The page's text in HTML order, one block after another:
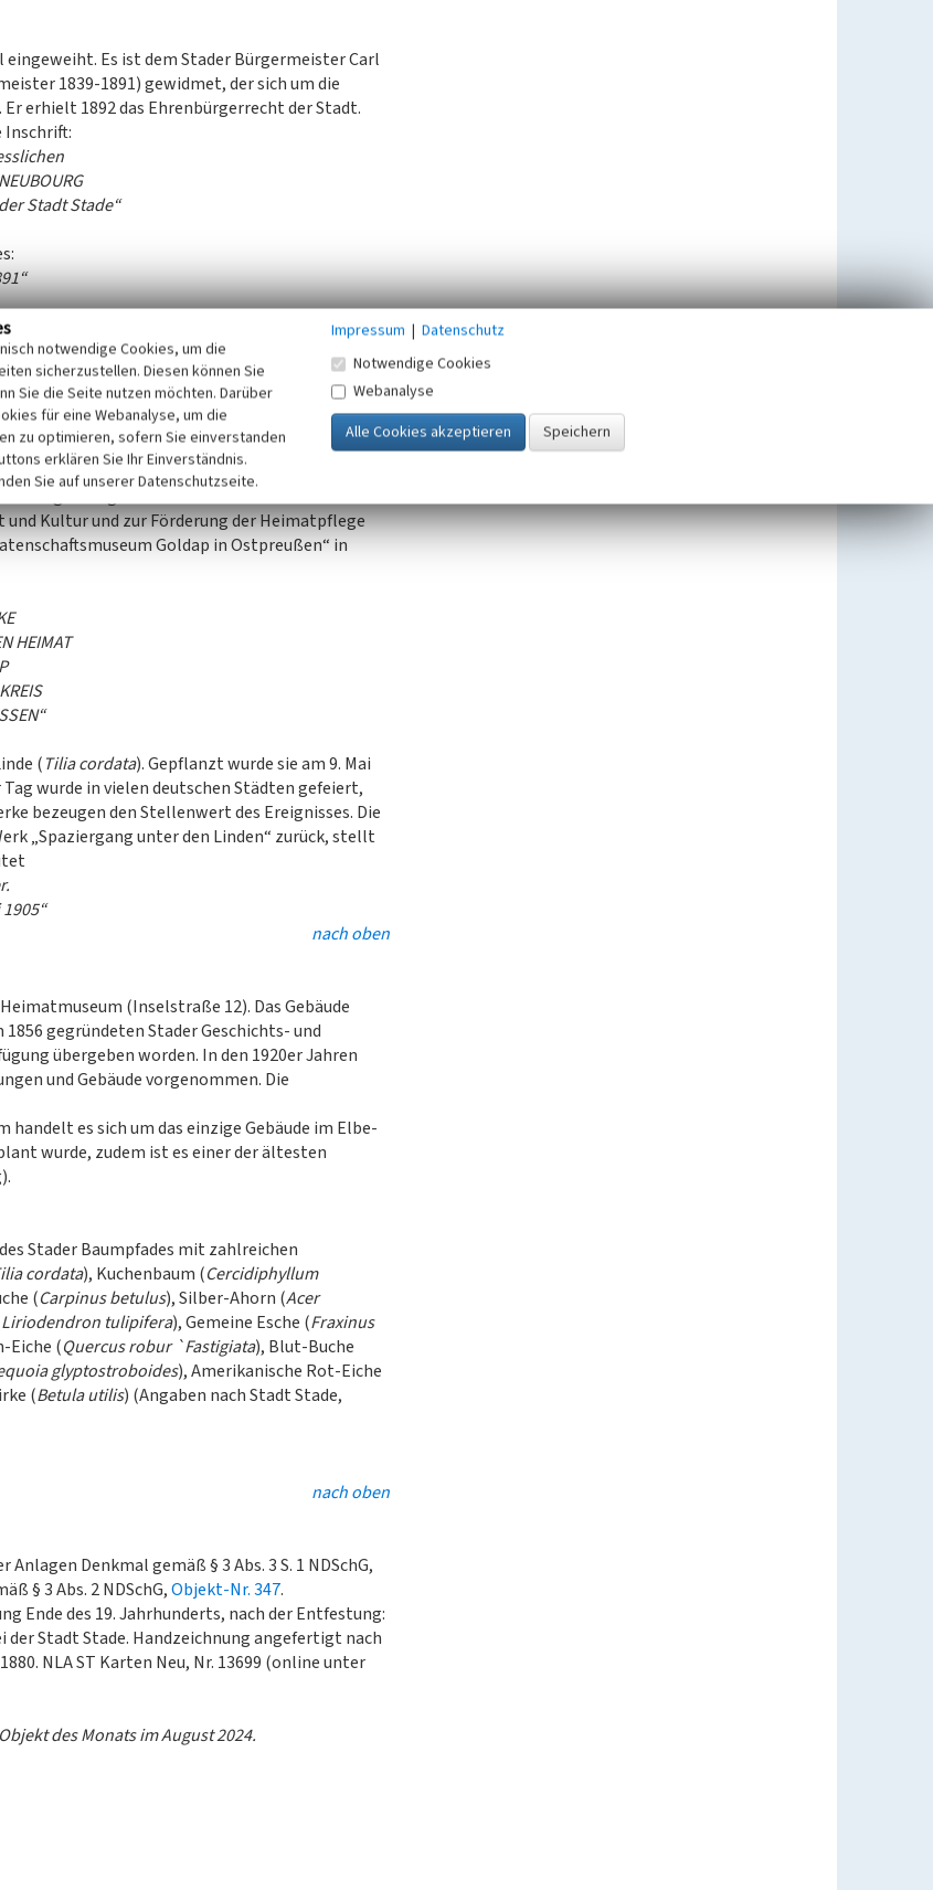
Es ist dem Stader Bürgermeister Carl
1839-1891) gewidmet, der sich um die
erhielt 1892 das Ehrenbürgerrecht der Stadt.
Inschrift:
Stadt Stade“
Er ist das Werk von Baldur Burwitz
2013 hier aufgestellt wurde. Das Werk
und spielt mit der gegenüber stehenden
der Bilder“ von René Magritte von 1929.
die Städtepartnerschaft zwischen Stade und
der Stadt). Die Bronzeskulptur stammt von
Kultur und zur Förderung der Heimatpflege
Goldap in Ostpreußen“ in
HEIMAT
(Tilia cordata). Gepflanzt wurde sie am 9. Mai
wurde in vielen deutschen Städten gefeiert,
bezeugen den Stellenwert des Ereignisses. Die
„Spaziergang unter den Linden“ zurück, stellt
nach oben
(Inselstraße 12). Das Gebäude
gegründeten Stader Geschichts- und
übergeben worden. In den 1920er Jahren
und Gebäude vorgenommen. Die
es sich um das einzige Gebäude im Elbe-
wurde, zudem ist es einer der ältesten
Stader Baumpfades mit zahlreichen
cordata), Kuchenbaum (Cercidiphyllum
(Carpinus betulus), Silber-Ahorn (Acer
Liriodendron tulipifera), Gemeine Esche (Fraxinus
Eiche (Quercus robur `Fastigiata), Blut-Buche
glyptostroboides), Amerikanische Rot-Eiche
(Betula utilis) (Angaben nach Stadt Stade,
nach oben
Denkmal gemäß § 3 Abs. 3 S. 1 NDSchG,
§ 3 Abs. 2 NDSchG,Objekt-Nr. 347.
Ende des 19. Jahrhunderts, nach der Entfestung:
Stadt Stade. Handzeichnung angefertigt nach
NLA ST Karten Neu, Nr. 13699 (online unter
des Monats im August 2024.
notwendige Cookies, um die
sicherzustellen. Diesen können Sie
Sie die Seite nutzen möchten. Darüber
für eine Webanalyse, um die
zu optimieren, sofern Sie einverstanden
erklären Sie Ihr Einverständnis.
Sie auf unserer Datenschutzseite.
Impressum | Datenschutz
Notwendige Cookies
Webanalyse